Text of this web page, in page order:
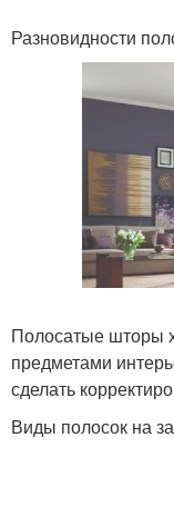
Разновидности
Полосатые шторы
предметами
сделать
Виды полосок на